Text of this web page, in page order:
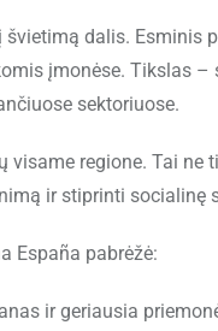
dalis. Esminis
įmonėse. Tikslas
sektoriuose.
regione. Tai ne
ir stiprinti socialinę
España pabrėžė:
ir geriausia